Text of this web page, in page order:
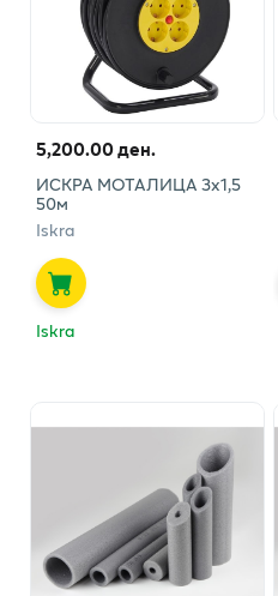
5,200.00 ден.
ИСКРА МОТАЛИЦА 3х1,5
50м
Iskra
Iskra